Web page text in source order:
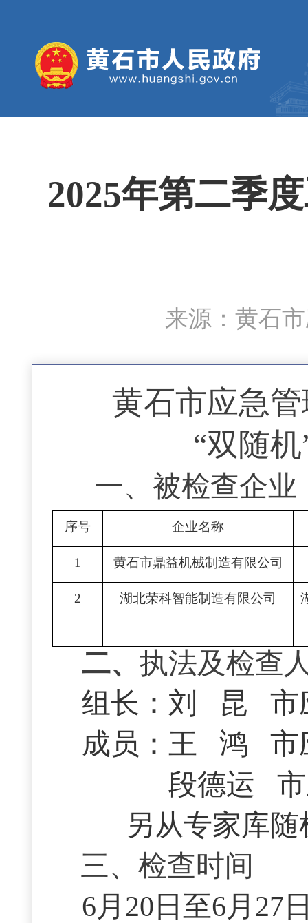
2025年第二季
来源：黄石
黄石市应急
“双随机
一、被检查企业
序号 企业名称
1 黄石市鼎益机械制造有限公司
2 湖北荣科智能制造有限公司
二、 执法及检查
组长：刘 昆 市
成员：王 鸿 市
段德运 市应
另从专家库
三、检查时间
6月 20日至6月27